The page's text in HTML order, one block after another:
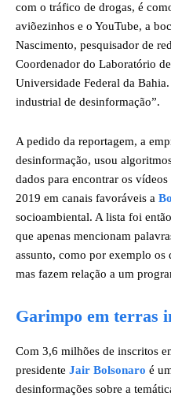
com o tráfico de drogas, é
aviõezinhos e o YouTube, a
Nascimento, pesquisador de
Coordenador do Laboratório
Universidade Federal da
industrial de desinformação”.
A pedido da reportagem, a
desinformação, usou
dados para encontrar os
2019 em canais favoráveis a
socioambiental. A lista foi
que apenas mencionam
assunto, como por exemplo os
mas fazem relação a um
Garimpo em terras
Com 3,6 milhões de inscritos
presidente Jair Bolsonaro é
desinformações sobre a